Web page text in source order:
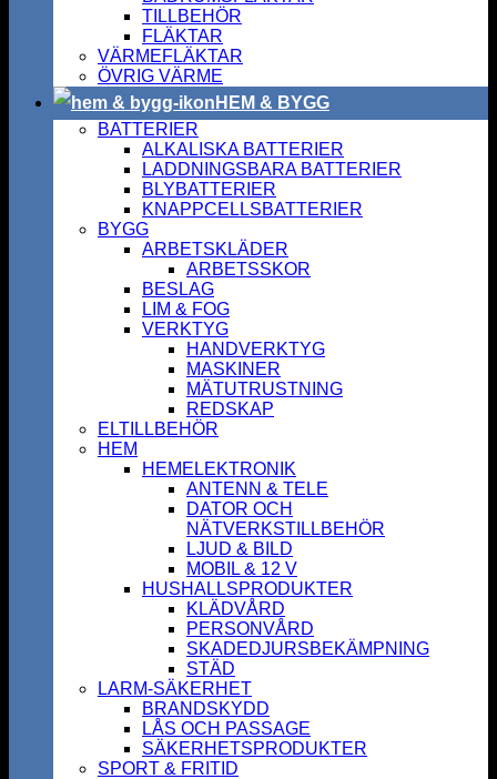
TILLBEHÖR
FLÄKTAR
VÄRMEFLÄKTAR
ÖVRIG VÄRME
HEM & BYGG
BATTERIER
ALKALISKA BATTERIER
LADDNINGSBARA BATTERIER
BLYBATTERIER
KNAPPCELLSBATTERIER
BYGG
ARBETSKLÄDER
ARBETSSKOR
BESLAG
LIM & FOG
VERKTYG
HANDVERKTYG
MASKINER
MÄTUTRUSTNING
REDSKAP
ELTILLBEHÖR
HEM
HEMELEKTRONIK
ANTENN & TELE
DATOR OCH
NÄTVERKSTILLBEHÖR
LJUD & BILD
MOBIL & 12 V
HUSHALLSPRODUKTER
KLÄDVÅRD
PERSONVÅRD
SKADEDJURSBEKÄMPNING
STÄD
LARM-SÄKERHET
BRANDSKYDD
LÅS OCH PASSAGE
SÄKERHETSPRODUKTER
SPORT & FRITID